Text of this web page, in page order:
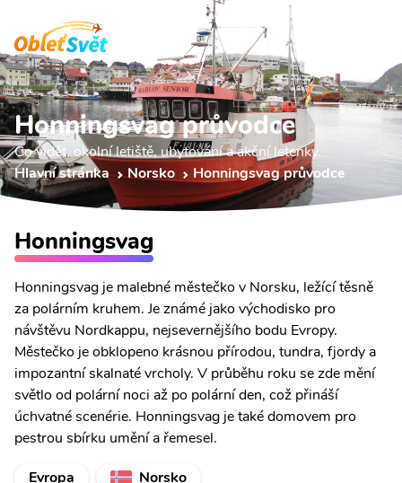
Honningsvag průvodce
Co vidět, okolní letiště, ubytování a akční letenky.
Hlavní stránka
Norsko Honningsvag průvodce
Honningsvag
Honningsvag je malebné městečko v Norsku, ležící těsně
za polárním kruhem. Je známé jako východisko pro
návštěvu Nordkappu, nejsevernějšího bodu Evropy.
Městečko je obklopeno krásnou přírodou, tundra, fjordy a
impozantní skalnaté vrcholy. V průběhu roku se zde mění
světlo od polární noci až po polární den, což přináší
úchvatné scenérie. Honningsvag je také domovem pro
pestrou sbírku umění a řemesel.
Evropa
Norsko